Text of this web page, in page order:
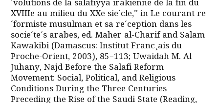
´volutions de la salafiyya irakienne de la fin du
XVIIIe au milieu du XXe sie`cle,” in Le courant re
´formiste musulman et sa re´ception dans les
socie´te´s arabes, ed. Maher al-Charif and Salam
Kawakibi (Damascus: Institut Franc¸ais du
Proche-Orient, 2003), 85–113; Uwaidah M. Al
Juhany, Najd Before the Salafi Reform
Movement: Social, Political, and Religious
Conditions During the Three Centuries
Preceding the Rise of the Saudi State (Reading,